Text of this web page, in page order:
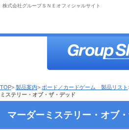
株式会社グループＳＮＥオフィシャルサイト
TOP> 製品案内> ボード／カードゲーム 製品リスト
ミステリー・オブ・ザ・デッド
マーダーミステリー・オブ